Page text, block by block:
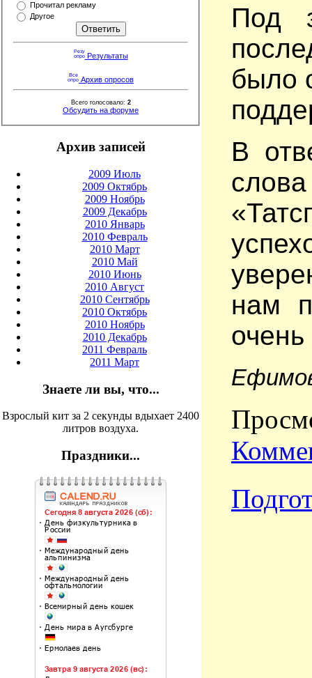
Прочитал рекламу
Другое
Результаты
Архив опросов
Всего голосовало: 2
Обсудить на форуме
Архив записей
2009 Июль
2009 Октябрь
2009 Ноябрь
2009 Декабрь
2010 Январь
2010 Февраль
2010 Март
2010 Май
2010 Июнь
2010 Август
2010 Сентябрь
2010 Октябрь
2010 Ноябрь
2010 Декабрь
2011 Февраль
2011 Март
Знаете ли вы, что...
Взрослый кит за 2 секунды вдыхает 2400
литров воздуха.
Праздники...
Под
было
В
«Тат
нам